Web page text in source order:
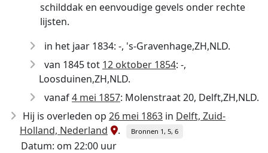
schilddak en eenvoudige gevels onder rechte
lijsten.
in het jaar 1834: -, 's-Gravenhage,ZH,NLD.
van 1845 tot 12 oktober 1854: -,
Loosduinen,ZH,NLD.
vanaf4 mei 1857: Molenstraat 20, Delft,ZH,NLD.
Hij is overleden op 26 mei 1863 in Delft, Zuid-
Holland, Nederland
. Bronnen 1, 5, 6
Datum: om 22:00 uur